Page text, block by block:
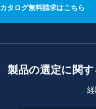
カタログ無料請求はこちら
製品の選定に関